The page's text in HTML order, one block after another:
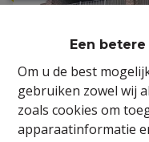
Een
Om u de best
gebruiken zowel wij
zoals cookies om
apparaatinformatie